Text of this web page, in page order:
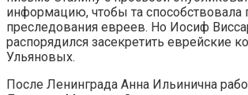
информацию, чтобы та
преследования евреев. Но Иосиф
распорядился засекретить еврейские
Ульяновых.
После Ленинграда Анна Ильинична